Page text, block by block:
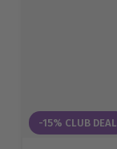
-15% CLUB DEAL